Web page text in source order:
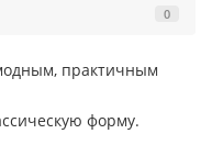
0
практичным
форму.